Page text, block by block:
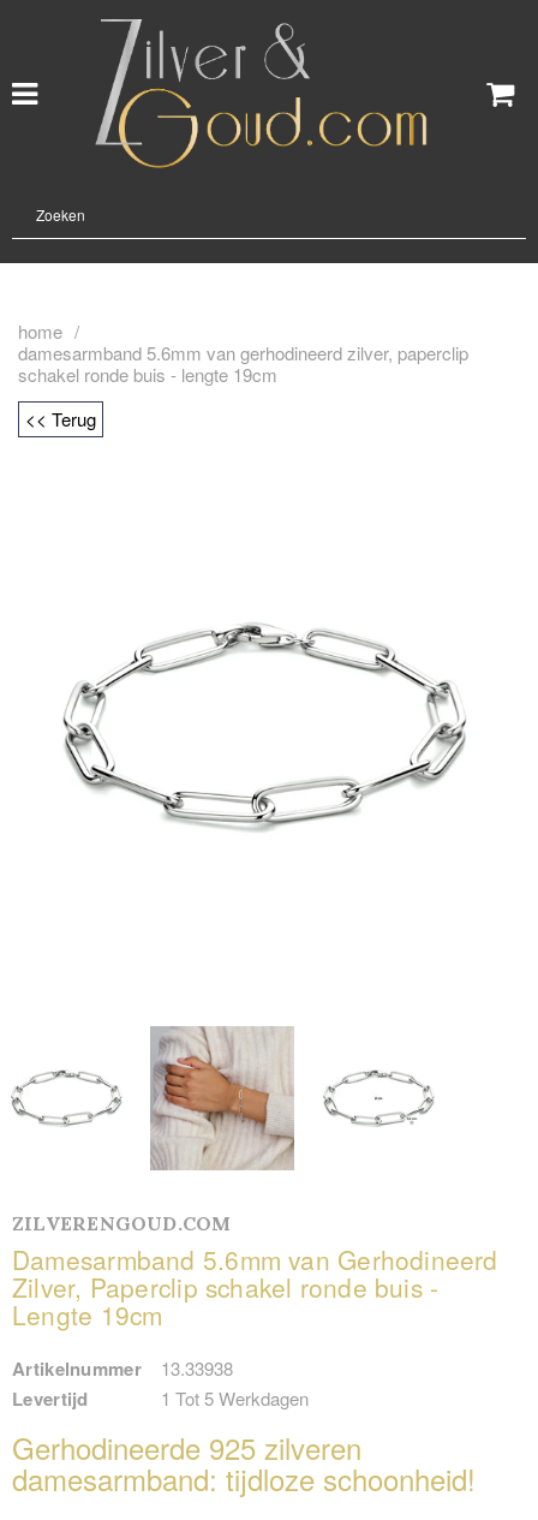
home /
damesarmband 5.6mm van gerhodineerd zilver, paperclip
schakel ronde buis - lengte 19cm
<< Terug
ZILVERENGOUD.COM
Damesarmband 5.6mm van Gerhodineerd
Zilver, Paperclip schakel ronde buis -
Lengte 19cm
Artikelnummer 13.33938
Levertijd 1 Tot 5 Werkdagen
Gerhodineerde 925 zilveren
damesarmband: tijdloze schoonheid!